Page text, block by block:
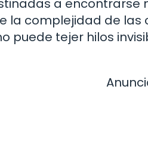
a encontrarse
la complejidad de
puede tejer hilos